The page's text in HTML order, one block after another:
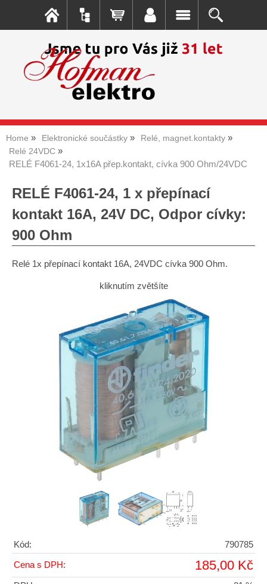
Home Elektronické součástky
Relé, magnet.kontakty
Relé 24VDC
RELÉ F4061-24, 1x16A přep.kontakt, cívka 900 Ohm/24VDC
RELÉ F4061-24, 1 x přepínací
kontakt 16A, 24V DC, Odpor cívky:
900 Ohm
Relé 1x přepínací kontakt 16A, 24VDC cívka 900 Ohm.
kliknutím zvětšíte
Kód: 790785
Cena s DPH: 185,00 Kč